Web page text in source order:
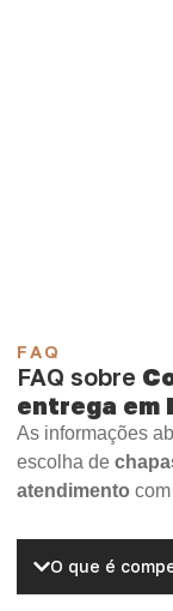
FAQ
FAQ sobre
entrega em
As informações
escolha de
atendimento com
O que é